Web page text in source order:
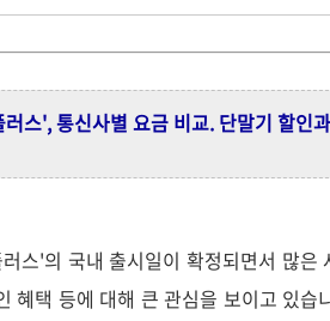
스', 통신사별 요금 비교. 단말기 할인
스'의 국내 출시일이 확정되면서 많
혜택 등에 대해 큰 관심을 보이고 있